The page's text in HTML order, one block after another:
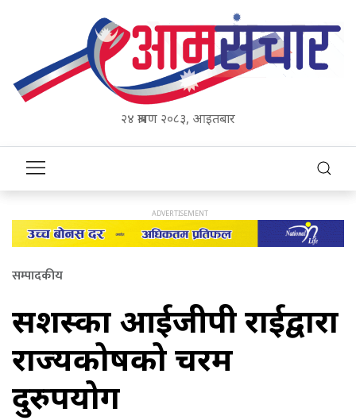
२४ श्रावण २०८३, आइतबार
सम्पादकीय
सशस्त्रका आईजीपी राईद्वारा
राज्यकोषको चरम
दुरुपयोग